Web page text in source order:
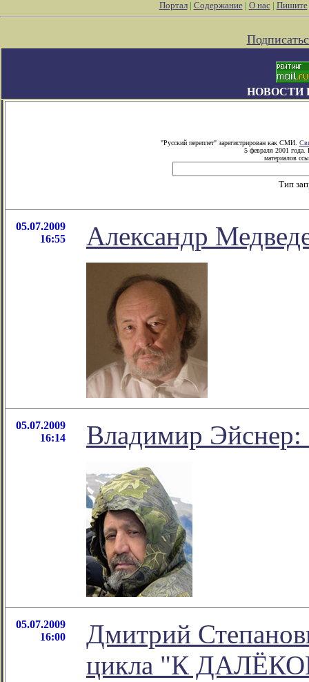
Портал| Содержание| О нас| Пишите
НОВОСТИ
"Русский переплет" зарегистрирован как СМИ.
5 февраля 2001 года.
материалов
Тип
05.07.2009
16:55
Александр
05.07.2009
16:14
Владимир Эйснер:
05.07.2009
16:00
Дмитрий
цикла "К